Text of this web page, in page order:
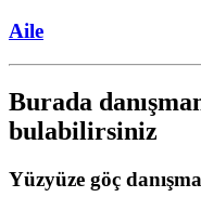
Aile
Burada
bulabilirsiniz
Yüzyüze göç